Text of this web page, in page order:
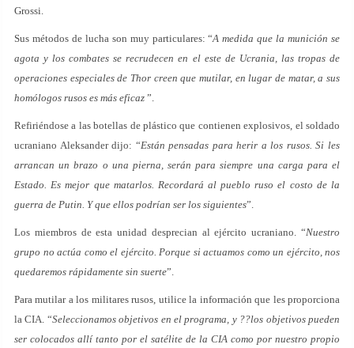
Grossi.
Sus métodos de lucha son muy particulares: “A medida que la munición se
agota y los combates se recrudecen en el este de Ucrania, las tropas de
operaciones especiales de Thor creen que mutilar, en lugar de matar, a sus
homólogos rusos es más eficaz ”.
Refiriéndose a las botellas de plástico que contienen explosivos, el soldado
ucraniano Aleksander dijo: “Están pensadas para herir a los rusos. Si les
arrancan un brazo o una pierna, serán para siempre una carga para el
Estado. Es mejor que matarlos. Recordará al pueblo ruso el costo de la
guerra de Putin. Y que ellos podrían ser los siguientes”.
Los miembros de esta unidad desprecian al ejército ucraniano. “Nuestro
grupo no actúa como el ejército. Porque si actuamos como un ejército, nos
quedaremos rápidamente sin suerte”.
Para mutilar a los militares rusos, utilice la información que les proporciona
la CIA. “Seleccionamos objetivos en el programa, y ??los objetivos pueden
ser colocados allí tanto por el satélite de la CIA como por nuestro propio